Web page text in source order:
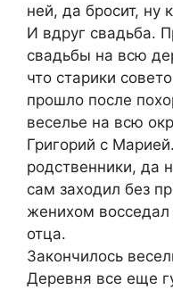
ней, да бросит, ну
И вдруг свадьба.
свадьбы на всю
что старики
прошло после
веселье на всю
Григорий с
родственники, да
сам заходил без
женихом
отца.
Закончилось
Деревня все еще